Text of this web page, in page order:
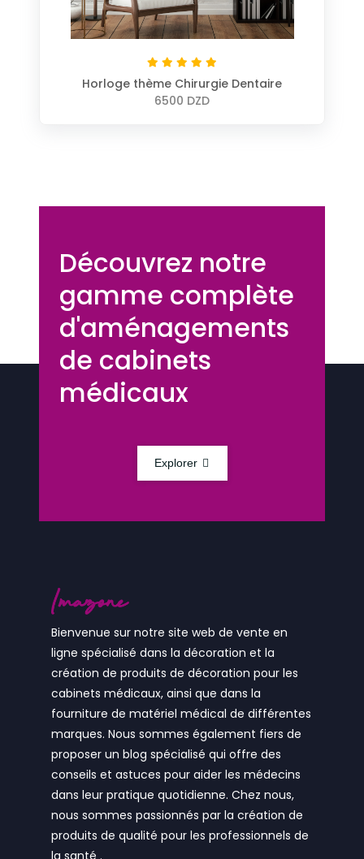
Horloge thème Chirurgie Dentaire
6500 DZD
Découvrez notre
gamme complète
d'aménagements
de cabinets
médicaux
Explorer
Bienvenue sur notre site web de vente en
ligne spécialisé dans la décoration et la
création de produits de décoration pour les
cabinets médicaux, ainsi que dans la
fourniture de matériel médical de différentes
marques. Nous sommes également fiers de
proposer un blog spécialisé qui offre des
conseils et astuces pour aider les médecins
dans leur pratique quotidienne. Chez nous,
nous sommes passionnés par la création de
produits de qualité pour les professionnels de
la santé .